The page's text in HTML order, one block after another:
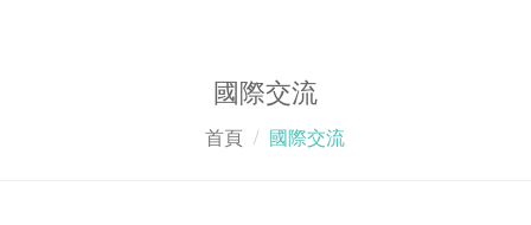
國際交流
首頁 國際交流